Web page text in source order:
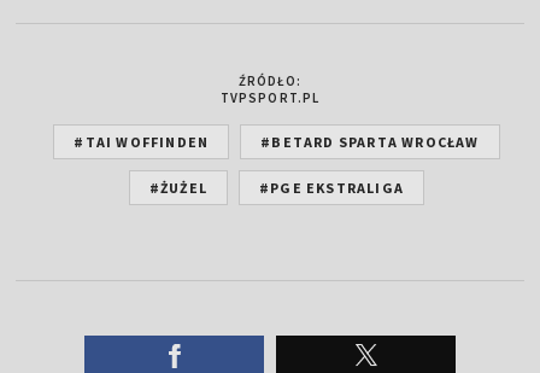
ŹRÓDŁO:
TVPSPORT.PL
#TAI WOFFINDEN #BETARD SPARTA WROCŁAW
#ŻUŻEL #PGE EKSTRALIGA